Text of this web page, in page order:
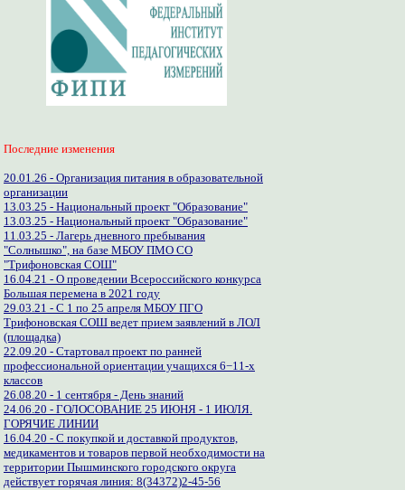
Последние изменения
20.01.26 - Организация питания в образовательной
организации
13.03.25 - Национальный проект "Образование"
13.03.25 - Национальный проект "Образование"
11.03.25 - Лагерь дневного пребывания
"Солнышко", на базе МБОУ ПМО СО
"Трифоновская СОШ"
16.04.21 - О проведении Всероссийского конкурса
Большая перемена в 2021 году
29.03.21 - С 1 по 25 апреля МБОУ ПГО
Трифоновская СОШ ведет прием заявлений в ЛОЛ
(площадка)
22.09.20 - Стартовал проект по ранней
профессиональной ориентации учащихся 6−11-х
классов
26.08.20 - 1 сентября - День знаний
24.06.20 - ГОЛОСОВАНИЕ 25 ИЮНЯ - 1 ИЮЛЯ.
ГОРЯЧИЕ ЛИНИИ
16.04.20 - С покупкой и доставкой продуктов,
медикаментов и товаров первой необходимости на
территории Пышминского городского округа
действует горячая линия: 8(34372)2-45-56